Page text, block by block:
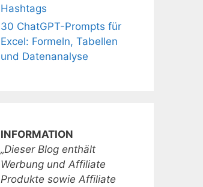
Hashtags
30 ChatGPT-Prompts für
Excel: Formeln, Tabellen
und Datenanalyse
INFORMATION
„Dieser Blog enthält
Werbung und Affiliate
Produkte sowie Affiliate